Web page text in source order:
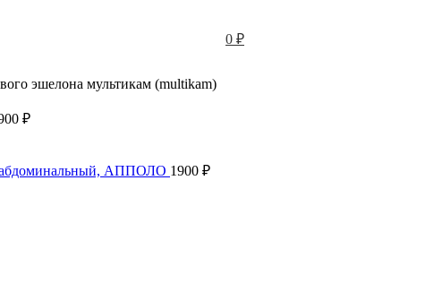
0 ₽
эшелона мультикам (multikam)
₽
абдоминальный, АППОЛО 1900 ₽